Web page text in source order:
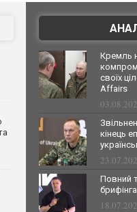
Кремль
своїх
Affairs
кінець
Повний